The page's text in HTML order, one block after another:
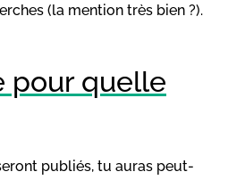
(la mention très bien ?).
pour quelle
publiés, tu auras peut-